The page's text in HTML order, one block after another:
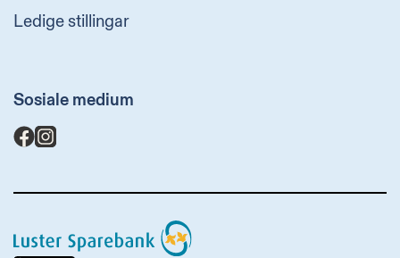
Ledige stillingar
Sosiale medium
Luster